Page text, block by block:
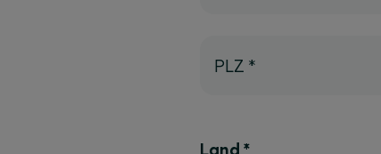
PLZ *
Land *